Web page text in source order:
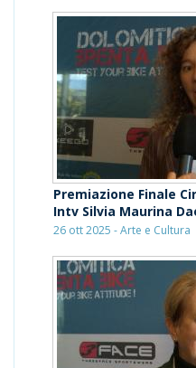
Premiazione Finale
Intv Silvia Maurina
26 ott 2025 - Arte e Cultura